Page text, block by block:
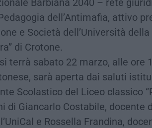
dell’Antimafia, attivo
e Società dell’Università
di Crotone.
terrà sabato 22 marzo, alle ore
sarà aperta dai saluti
Scolastico del Liceo classico
di Giancarlo Costabile, docente
e Rossella Frandina,